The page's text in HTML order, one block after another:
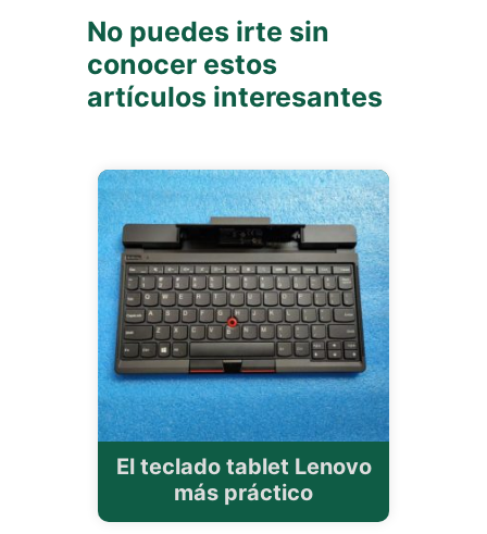
No puedes irte sin
conocer estos
artículos interesantes
El teclado tablet Lenovo
más práctico